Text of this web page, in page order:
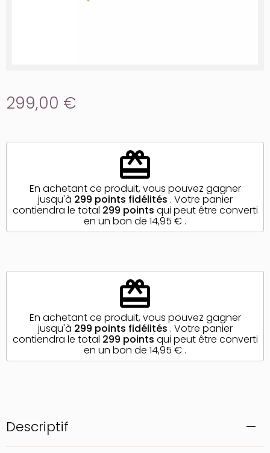
Descriptif
299,00 €
redeem
En achetant ce produit, vous pouvez gagner
jusqu'à 299 points fidélités . Votre panier
contiendra le total 299 points qui peut être converti
en un bon de 14,95 € .
redeem
En achetant ce produit, vous pouvez gagner
jusqu'à 299 points fidélités . Votre panier
contiendra le total 299 points qui peut être converti
en un bon de 14,95 € .